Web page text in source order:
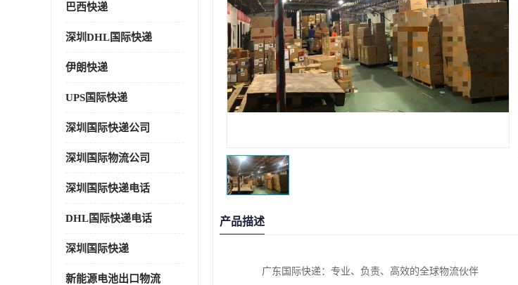
巴西快递
深圳DHL国际快递
伊朗快递
UPS国际快递
深圳国际快递公司
深圳国际物流公司
深圳国际快递电话
DHL国际快递电话
深圳国际快递
新能源电池出口物流
产品描述
广东国际快递：专业、负责、高效的全球物流伙伴